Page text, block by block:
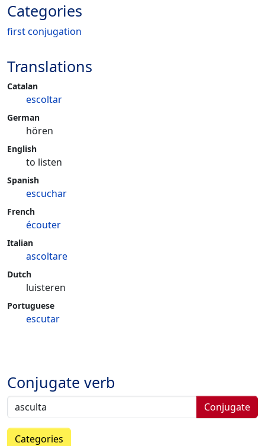
Categories
first conjugation
Translations
Catalan
escoltar
German
hören
English
to listen
Spanish
escuchar
French
écouter
Italian
ascoltare
Dutch
luisteren
Portuguese
escutar
Conjugate verb
Conjugate
Categories